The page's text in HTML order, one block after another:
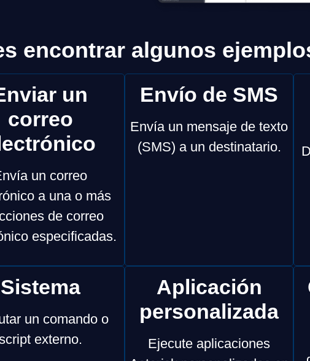
encontrar algunos
un
correo
un correo
a una o más
de correo
especificadas.
Envío de SMS
Envía un mensaje de texto
(SMS) a un destinatario.
Sistema
un comando o
externo.
Aplicación
personalizada
Ejecute aplicaciones